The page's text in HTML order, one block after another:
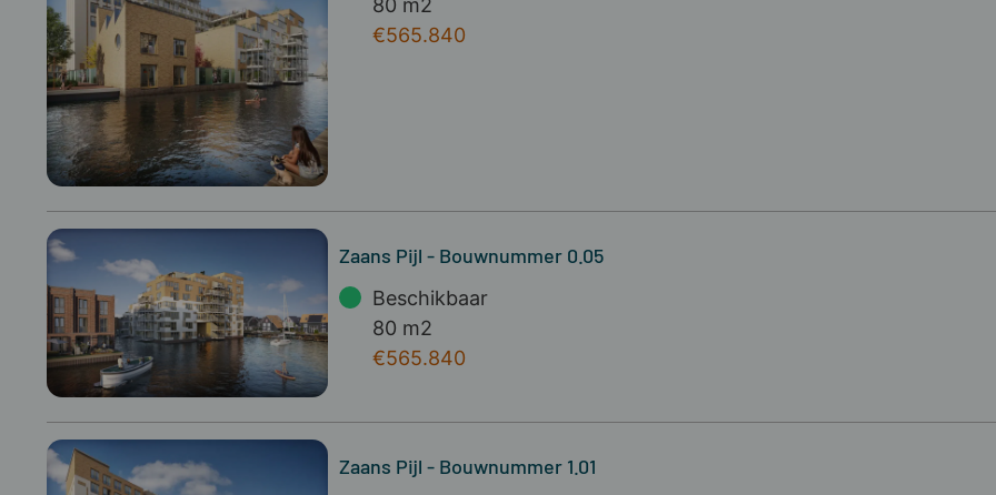
80 m2
€565.840
Zaans Pijl - Bouwnummer 0.05
Beschikbaar
80 m2
€565.840
Zaans Pijl - Bouwnummer 1.01